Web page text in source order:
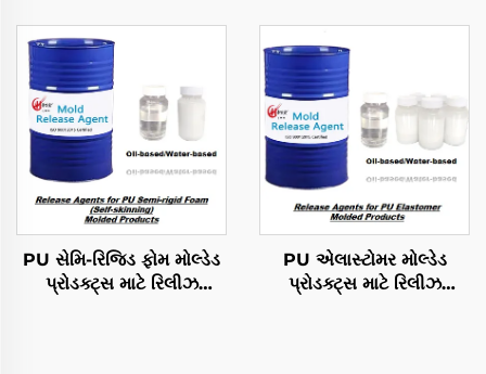
PU સેમિ-રિજિડ ફોમ મોલ્ડેડ
પ્રોડક્ટ્સ માટે રિલીઝ
PU એલાસ્ટોમર મોલ્ડેડ
પ્રોડક્ટ્સ માટે રિલીઝ